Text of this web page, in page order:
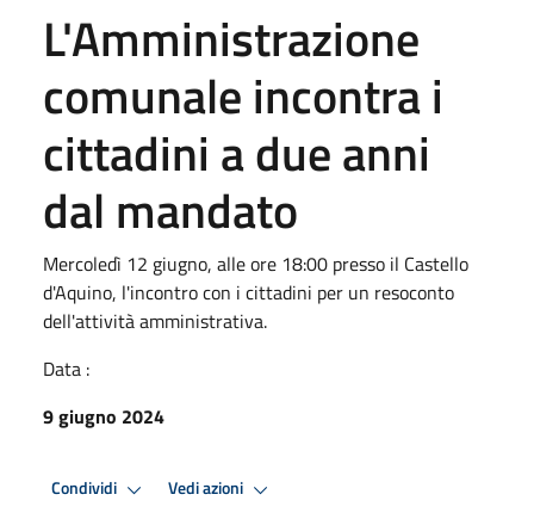
L'Amministrazione
comunale incontra i
cittadini a due anni
dal mandato
Mercoledì 12 giugno, alle ore 18:00 presso il Castello
d'Aquino, l'incontro con i cittadini per un resoconto
dell'attività amministrativa.
Data :
9 giugno 2024
Condividi Vedi azioni